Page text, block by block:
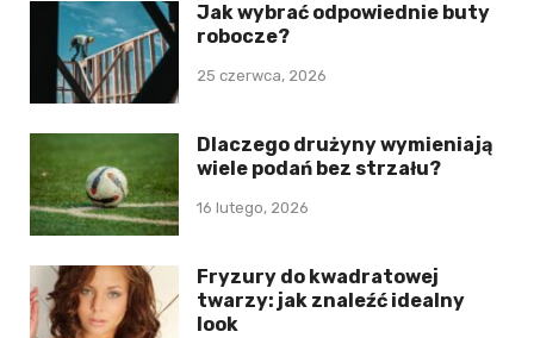
Jak wybrać odpowiednie buty
robocze?
25 czerwca, 2026
Dlaczego drużyny wymieniają
wiele podań bez strzału?
16 lutego, 2026
Fryzury do kwadratowej
twarzy: jak znaleźć idealny
look